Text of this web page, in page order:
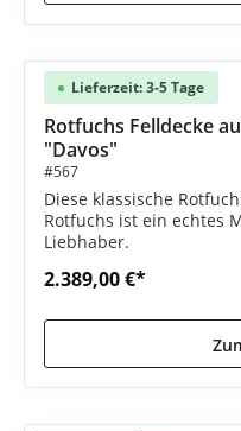
Lieferzeit: 3-5 Tage
Rotfuchs Felldecke
"Davos"
#567
Diese klassische
Rotfuchs ist ein echtes
Liebhaber.
2.389,00 €*